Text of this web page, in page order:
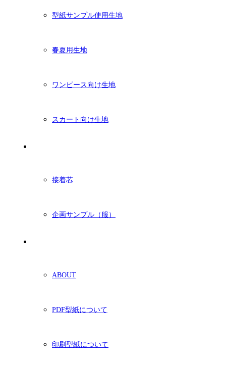
型紙サンプル使用生地
春夏用生地
ワンピース向け生地
スカート向け生地
接着芯
企画サンプル（服）
ABOUT
PDF型紙について
印刷型紙について